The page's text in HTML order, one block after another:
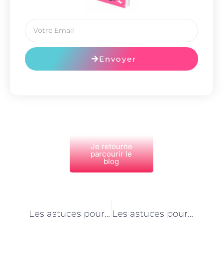
Envoyer
Je retourne
parcourir le
blog
Les astuces pour éviter les irritations lors d’une épilation en tant qu’esthéticienne à Paris Les astuces pour réussir une coloration des cheveux en tant qu’esthéticienne à Paris